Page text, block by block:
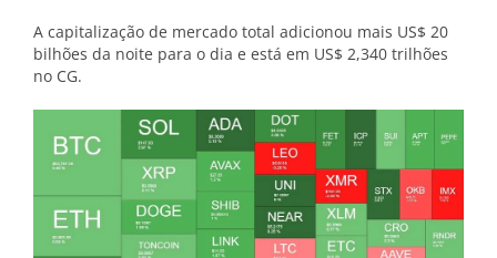
A capitalização de mercado total adicionou mais US$ 20
bilhões da noite para o dia e está em US$ 2,340 trilhões
no CG.